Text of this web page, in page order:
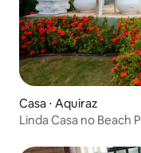
Casa ⋅ Aquiraz
Linda Casa no Beach